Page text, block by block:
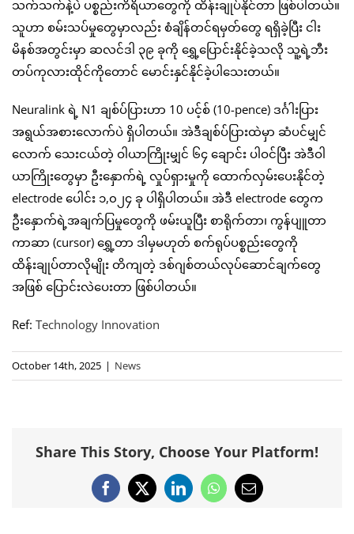
သက်သက်နဲ့ပဲ ပစ္စည်းကိရိယာတွေကို ထိန်းချုပ်နိုင်တာ ဖြစ်ပါတယ်။
သူဟာ စမ်းသပ်မှုတွေမှာလည်း စံချိန်တင်ရမှတ်တွေ ရရှိခဲ့ပြီး ငါး
မိနစ်အတွင်းမှာ ဆလင်ဒါ ၃၉ ခုကို ရွှေ့ပြောင်းနိုင်ခဲ့သလို သူ့ရဲ့ဘီး
တပ်ကုလားထိုင်ကိုတောင် မောင်းနှင်နိုင်ခဲ့ပါသေးတယ်။
Neuralink ရဲ့ N1 ချစ်ပ်ပြားဟာ 10 ပင့်စ် (10-pence) ဒင်္ဂါးပြား
အရွယ်အစားလောက်ပဲ ရှိပါတယ်။ အဲဒီချစ်ပ်ပြားထဲမှာ ဆံပင်မျှင်
လောက် သေးငယ်တဲ့ ဝါယာကြိုးမျှင် ၆၄ ချောင်း ပါဝင်ပြီး အဲဒီဝါ
ယာကြိုးတွေမှာ ဦးနှောက်ရဲ့ လှုပ်ရှားမှုကို ထောက်လှမ်းပေးနိုင်တဲ့
electrode ပေါင်း ၁,၀၂၄ ခု ပါရှိပါတယ်။ အဲဒီ electrode တွေက
ဦးနှောက်ရဲ့အချက်ပြမှုတွေကို ဖမ်းယူပြီး စာရိုက်တာ၊ ကွန်ပျူတာ
ကာဆာ (cursor) ရွှေ့တာ ဒါမှမဟုတ် စက်ရုပ်ပစ္စည်းတွေကို
ထိန်းချုပ်တာလိုမျိုး တိကျတဲ့ ဒစ်ဂျစ်တယ်လုပ်ဆောင်ချက်တွေ
အဖြစ် ပြောင်းလဲပေးတာ ဖြစ်ပါတယ်။
Ref: Technology Innovation
October 14th, 2025 | News
Share This Story, Choose Your Platform!
Facebook
X LinkedInWhatsApp
Email